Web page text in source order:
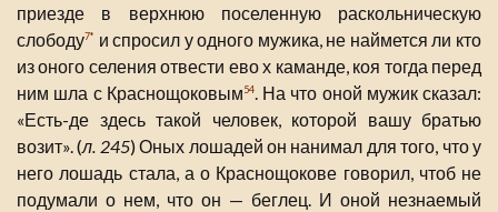
приезде в верхнюю поселенную раскольническую
слободу7* и спросил у одного мужика, не наймется ли кто
из оного селения отвести ево х каманде, коя тогда перед
ним шла с Краснощоковым54. На что оной мужик сказал:
«Есть-де здесь такой человек, которой вашу братью
возит». (л. 245) Оных лошадей он нанимал для того, что у
него лошадь стала, а о Краснощокове говорил, чтоб не
подумали о нем, что он — беглец. И оной незнаемый